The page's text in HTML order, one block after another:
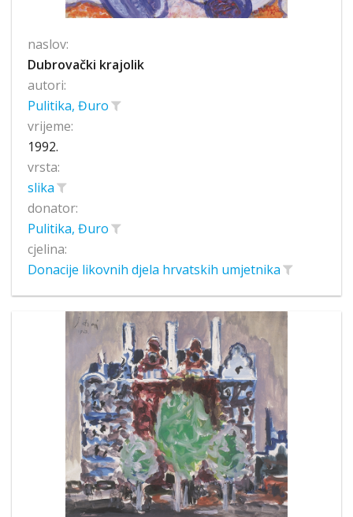
naslov:
Dubrovački krajolik
autori:
Pulitika, Đuro
vrijeme:
1992.
vrsta:
slika
donator:
Pulitika, Đuro
cjelina:
Donacije likovnih djela hrvatskih umjetnika